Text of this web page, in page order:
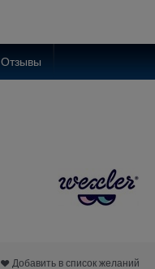
Отзывы
Добавить в список желаний